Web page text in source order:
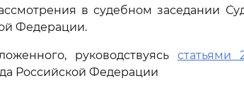
в судебном заседании
Федерации.
руководствуясь статьями
Российской Федерации